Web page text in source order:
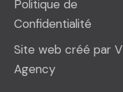
Politique de
Confidentialité
Site web créé par
Agency